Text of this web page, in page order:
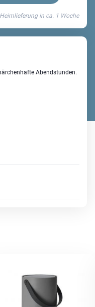
in ca. 1 Woche
Abendstunden.